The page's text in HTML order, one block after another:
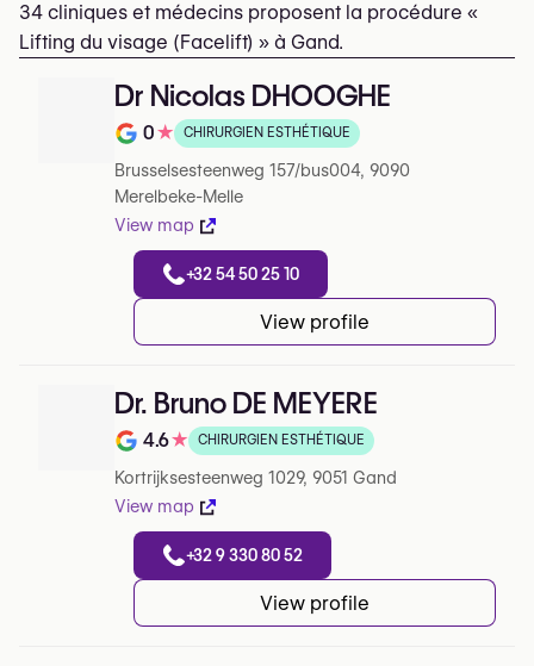
34 cliniques et médecins proposent la procédure «
Lifting du visage (Facelift) » à Gand.
Dr Nicolas DHOOGHE
Note de 0 sur 5 sur Google
0★ CHIRURGIEN ESTHÉTIQUE
Brusselsesteenweg 157/bus004, 9090
Merelbeke-Melle
View map
+32 54 50 25 10
View profile
Dr. Bruno DE MEYERE
Note de 4.6 sur 5 sur Google
4.6★ CHIRURGIEN ESTHÉTIQUE
Kortrijksesteenweg 1029, 9051 Gand
View map
+32 9 330 80 52
View profile